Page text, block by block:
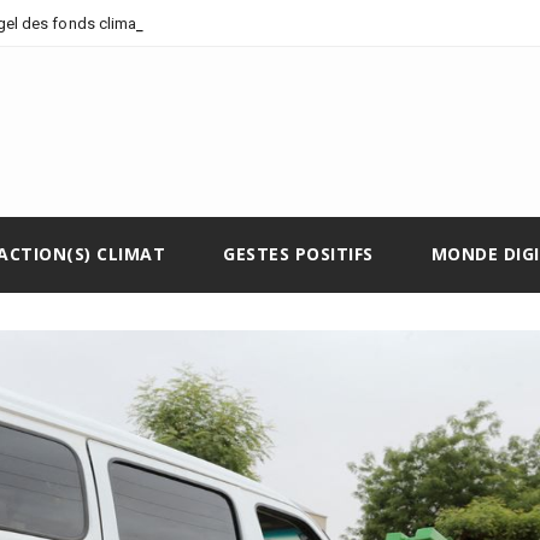
des fonds climatiques
CLIMAT GESTES POSITIFS MONDE